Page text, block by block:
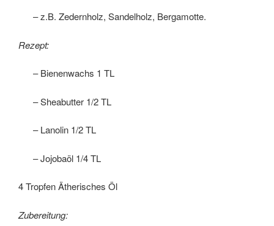
– z.B. Zedernholz, Sandelholz, Bergamotte.
Rezept:
– Bienenwachs 1 TL
– Sheabutter 1/2 TL
– Lanolin 1/2 TL
– Jojobaöl 1/4 TL
4 Tropfen Ätherisches Öl
Zubereitung: